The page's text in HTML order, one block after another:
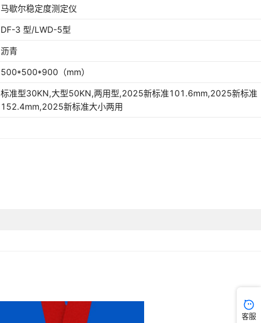
马歇尔稳定度测定仪
DF-3 型/LWD-5型
沥青
500*500*900 （mm）
标准型30KN,大型50KN,两用型,2025新标准101.6mm,2025新标准
152.4mm,2025新标准大小两用
客服